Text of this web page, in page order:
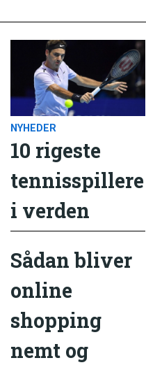
NYHEDER
10 rigeste
tennisspillere
i verden
Sådan bliver
online
shopping
nemt og